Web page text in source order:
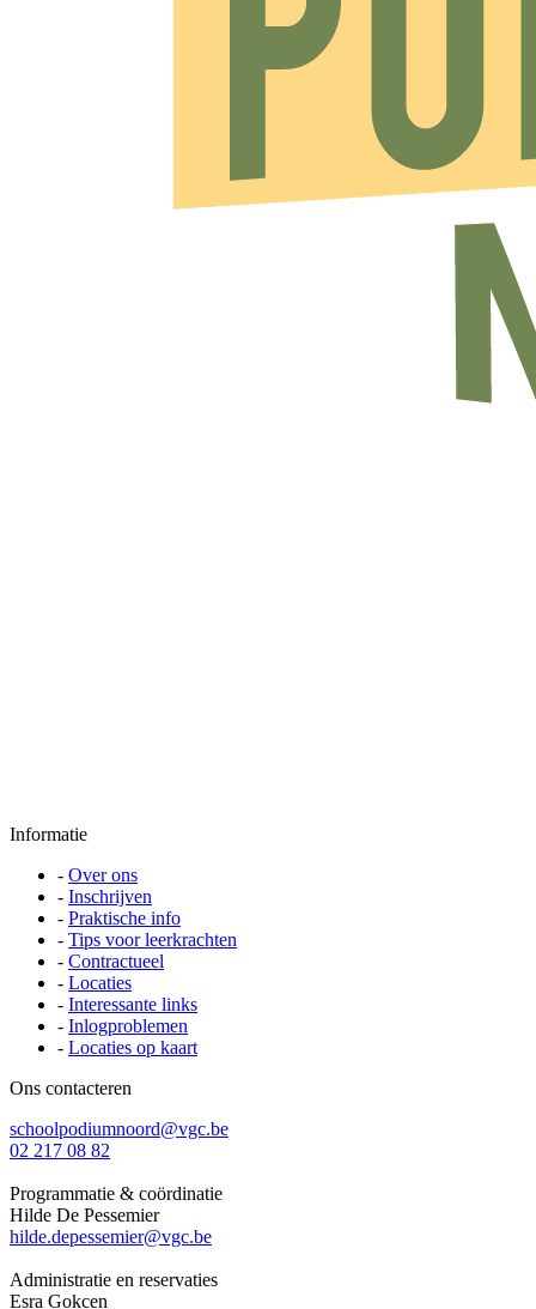
Informatie
- Over ons
- Inschrijven
- Praktische info
- Tips voor leerkrachten
- Contractueel
- Locaties
- Interessante links
- Inlogproblemen
- Locaties op kaart
Ons contacteren
schoolpodiumnoord@vgc.be
02 217 08 82
Programmatie & coördinatie
Hilde De Pessemier
hilde.depessemier@vgc.be
Administratie en reservaties
Esra Gokcen